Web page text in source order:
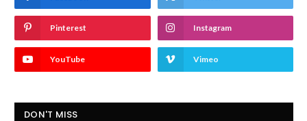
Pinterest Instagram
YouTube Vimeo
DON'T MISS